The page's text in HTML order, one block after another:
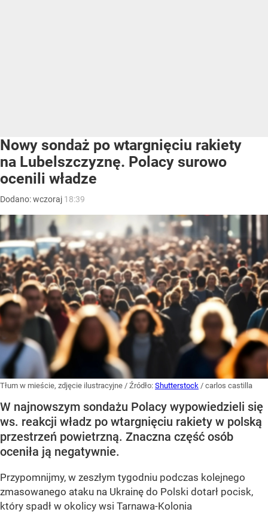
Nowy sondaż po wtargnięciu rakiety
na Lubelszczyznę. Polacy surowo
ocenili władze
Dodano:wczoraj 18:39
Tłum w mieście, zdjęcie ilustracyjne / Źródło: Shutterstock / carlos castilla
W najnowszym sondażu Polacy wypowiedzieli się
ws. reakcji władz po wtargnięciu rakiety w polską
przestrzeń powietrzną. Znaczna część osób
oceniła ją negatywnie.
Przypomnijmy, w zeszłym tygodniu podczas kolejnego
zmasowanego ataku na Ukrainę do Polski dotarł pocisk,
który spadł w okolicy wsi Tarnawa-Kolonia